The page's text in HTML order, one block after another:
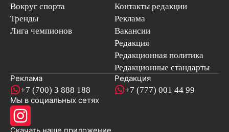
Вокруг спорта
Тренды
Лига чемпионов
Контакты редакции
Реклама
Вакансии
Редакция
Редакционная политика
Редакционные стандарты
Реклама
+7 (700) 3 888 188
Редакция
+7 (777) 001 44 99
Мы в социальных сетях
новостей